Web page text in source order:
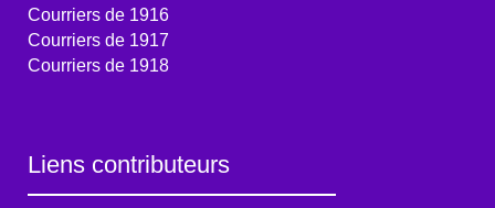
Courriers de 1916
Courriers de 1917
Courriers de 1918
Liens contributeurs